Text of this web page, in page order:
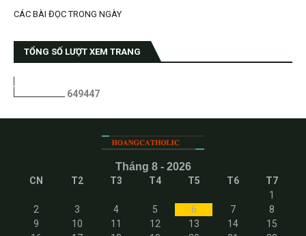
CÁC BÀI ĐỌC TRONG NGÀY
TỔNG SỐ LƯỢT XEM TRANG
649447
Tháng 8 - 2026
CN T2 T3 T4 T5 T6
T7
1
2
3 4 5 6 7
8
9
10 11 12 13 14
15